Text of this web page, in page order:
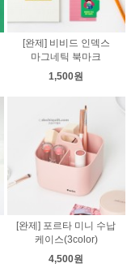
[완제] 비비드 인덱스
마그네틱 북마크
1,500원
[완제] 포르타 미니 수납
케이스(3color)
4,500원